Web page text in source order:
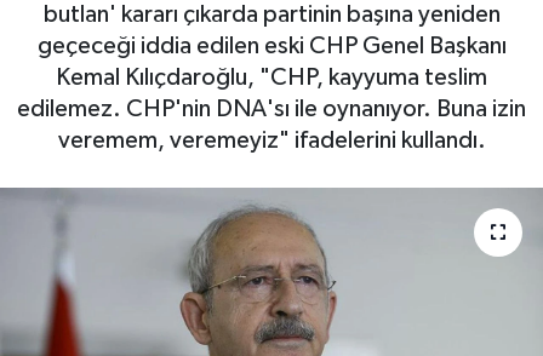
butlan' kararı çıkarda partinin başına yeniden
geçeceği iddia edilen eski CHP Genel Başkanı
Kemal Kılıçdaroğlu, "CHP, kayyuma teslim
edilemez. CHP'nin DNA'sı ile oynanıyor. Buna izin
veremem, veremeyiz" ifadelerini kullandı.
Magazin
Otomobil
Teknoloji
Yaşam